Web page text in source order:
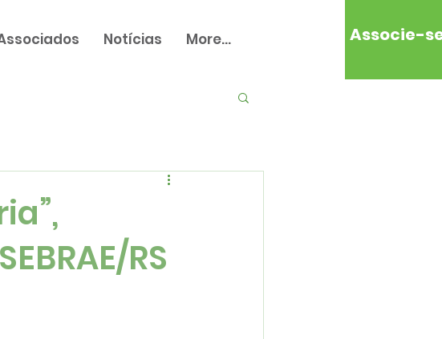
Notícias More... Associe-
RS